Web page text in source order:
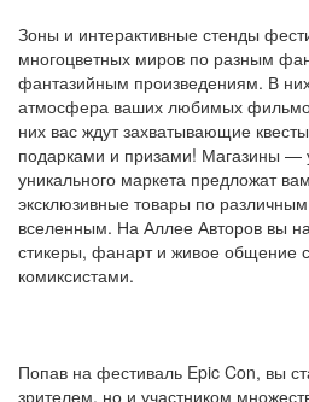
Зоны и интерактивные стенды
многоцветных миров по разным
фантазийным произведениям. В
атмосфера ваших любимых
них вас ждут захватывающие
подарками и призами! Магазины —
уникального маркета предложат
эксклюзивные товары по
вселенным. На Аллее Авторов вы
стикеры, фанарт и живое общение
комиксистами.
Попав на фестиваль Epic Con, вы
зрителем, но и участником